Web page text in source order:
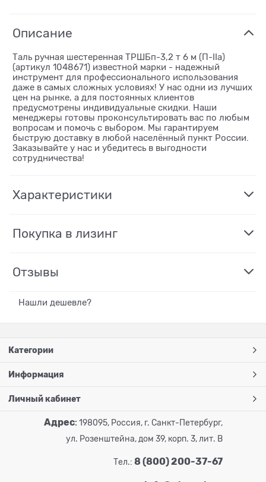
Описание
Таль ручная шестеренная ТРШБп-3,2 т 6 м (П-IIa)
(артикул 1048671) известной марки - надежный
инструмент для профессионального использования
даже в самых сложных условиях! У нас одни из лучших
цен на рынке, а для постоянных клиентов
предусмотрены индивидуальные скидки. Наши
менеджеры готовы проконсультировать вас по любым
вопросам и помочь с выбором. Мы гарантируем
быструю доставку в любой населённый пункт России.
Заказывайте у нас и убедитесь в выгодности
сотрудничества!
Характеристики
Покупка в лизинг
Отзывы
Нашли дешевле?
Категории
Информация
Личный кабинет
Адрес: 198095, Россия, г. Санкт-Петербург,
ул. Розенштейна, дом 39, корп. 3, лит. В
Тел.: 8 (800) 200-37-67